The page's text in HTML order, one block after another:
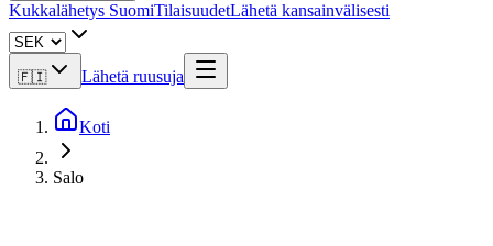
Kukkalähetys SuomiTilaisuudetLähetä kansainvälisesti
🇫🇮 Lähetä ruusuja
Koti
Salo